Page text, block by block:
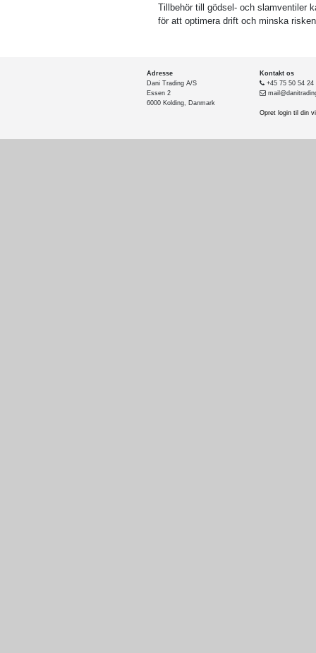
Tillbehör till gödsel- och slamventiler
för att optimera drift och minska
Adresse
Dani Trading A/S
Essen 2
6000 Kolding, Danmark
Kontakt os
+45 75 50 54 24
Opret login til din